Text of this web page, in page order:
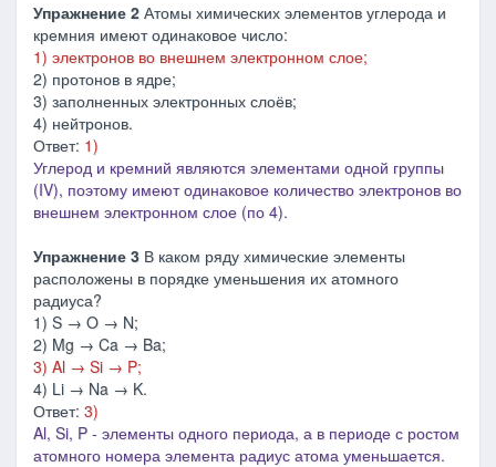
Упражнение 2 Атомы химических элементов углерода и
кремния имеют одинаковое число:
1) электронов во внешнем электронном слое;
2) протонов в ядре;
3) заполненных электронных слоёв;
4) нейтронов.
Ответ: 1)
Углерод и кремний являются элементами одной группы
(IV), поэтому имеют одинаковое количество электронов во
внешнем электронном слое (по 4).
Упражнение 3 В каком ряду химические элементы
расположены в порядке уменьшения их атомного
радиуса?
1) S → O → N;
2) Mg → Ca → Ba;
3) Al → Si → P;
4) Li → Na → K.
Ответ: 3)
Al, Si, P - элементы одного периода, а в периоде с ростом
атомного номера элемента радиус атома уменьшается.